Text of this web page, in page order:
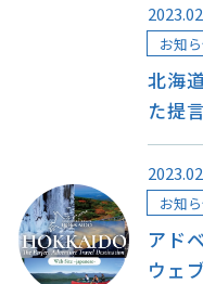
このサイトについ
動画ライブラリー
北海
た提
お知
アド
ウェ
お知